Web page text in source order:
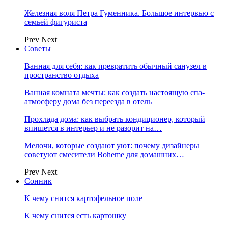
Железная воля Петра Гуменника. Большое интервью с
семьей фигуриста
Prev Next
Советы
Ванная для себя: как превратить обычный санузел в
пространство отдыха
Ванная комната мечты: как создать настоящую спа-
атмосферу дома без переезда в отель
Прохлада дома: как выбрать кондиционер, который
впишется в интерьер и не разорит на…
Мелочи, которые создают уют: почему дизайнеры
советуют смесители Boheme для домашних…
Prev Next
Сонник
К чему снится картофельное поле
К чему снится есть картошку